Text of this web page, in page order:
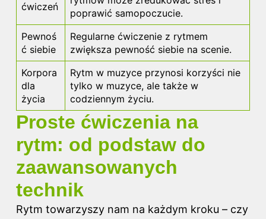
ćwiczeń
poprawić samopoczucie.
Pewnoś
ć siebie
Regularne ćwiczenie z rytmem
zwiększa pewność siebie na scenie.
Korpora
dla
życia
Rytm w muzyce przynosi korzyści nie
tylko w muzyce, ale także w
codziennym życiu.
Proste ćwiczenia na
rytm: od podstaw do
zaawansowanych
technik
Rytm towarzyszy nam na każdym kroku – czy